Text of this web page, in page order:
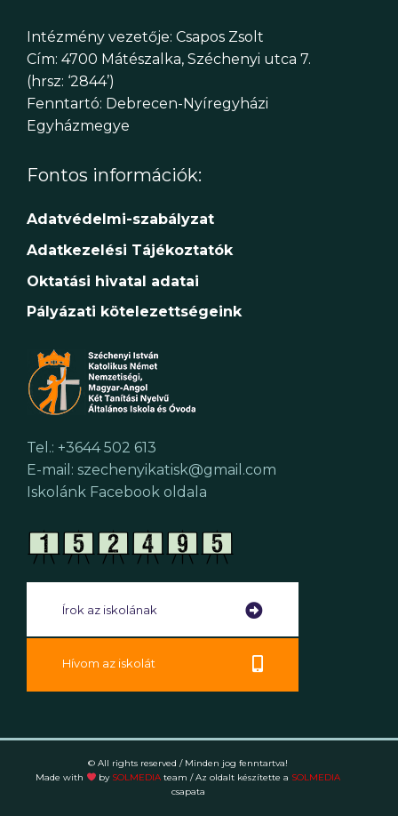
Intézmény vezetője: Csapos Zsolt
Cím: 4700 Mátészalka, Széchenyi utca 7.
(hrsz: ‘2844’)
Fenntartó: Debrecen-Nyíregyházi
Egyházmegye
Fontos információk:
Adatvédelmi-szabályzat
Adatkezelési Tájékoztatók
Oktatási hivatal adatai
Pályázati kötelezettségeink
Tel.: +3644 502 613
E-mail: szechenyikatisk@gmail.com
Iskolánk Facebook oldala
Írok az iskolának
Hívom az iskolát
© All rights reserved / Minden jog fenntartva!
Made with
by SOLMEDIA team / Az oldalt készítette a SOLMEDIA
csapata